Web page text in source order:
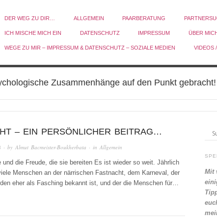
DER WEG ZU DIR… ALLGEMEIN PAARBERATUNG
ICH MISCHE MICH EIN DATENSCHUTZ IMPRESSUM ÜBER
WEGE ZU MIR – IMPRESSUM & DATENSCHUTZ – SOZIALE MEDIEN VIDEOS
Zusammenhänge auf den Punkt gebracht!
– EIN PERSÖNLICHER BEITRAG…
· by Almut Bacmeister-Boukherbata · in Allgemein
und die Freude, die sie bereiten Es ist wieder so weit. Jährlich
Menschen an der närrischen Fastnacht, dem Karneval, der
eher als Fasching bekannt ist, und der die Menschen für…
Mit